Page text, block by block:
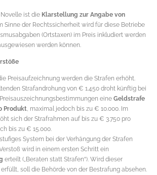
ist die Klarstellung zur Angabe von
Sinne der Rechtssicherheit wird für diese Betriebe
(Ortstaxen) im Preis inkludiert werden
werden können.
Preisaufzeichnung werden die Strafen erhöht.
Strafandrohung von € 1.450 droht künftig bei
eine Geldstrafe
Produkt, maximal jedoch bis zu € 10.000. Im
sich der Strafrahmen auf bis zu € 3.750 pro
bis zu € 15.000.
System bei der Verhängung der Strafen
wird in einem ersten Schritt ein
erteilt („Beraten statt Strafen“). Wird dieser
soll die Behörde von der Bestrafung absehen.